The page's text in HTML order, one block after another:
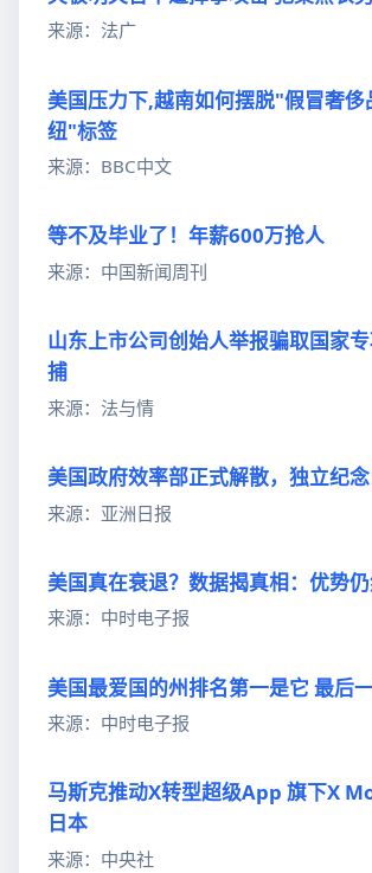
来源：法广
美国压力下,越南如何摆脱"假冒奢侈
纽"标签
来源：BBC中文
等不及毕业了！年薪600万抢人
来源：中国新闻周刊
山东上市公司创始人举报骗取国家
捕
来源：法与情
美国政府效率部正式解散，独立纪
来源：亚洲日报
美国真在衰退？数据揭真相：优势
来源：中时电子报
美国最爱国的州排名第一是它 最后
来源：中时电子报
马斯克推动X转型超级App 旗下X
日本
来源：中央社